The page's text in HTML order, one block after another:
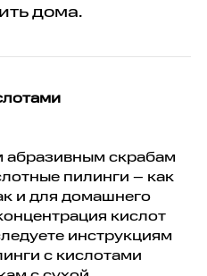
дома.
абразивным скрабам
пилинги – как
и для домашнего
кислот
инструкциям
с кислотами